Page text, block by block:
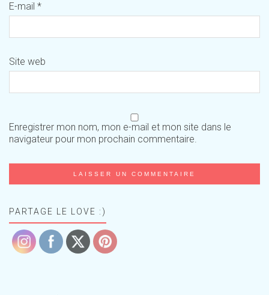
E-mail *
Site web
Enregistrer mon nom, mon e-mail et mon site dans le
navigateur pour mon prochain commentaire.
PARTAGE LE LOVE :)